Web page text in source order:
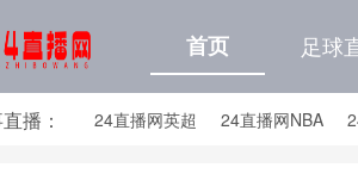
首页 足球
播： 24直播网英超 24直播网NBA